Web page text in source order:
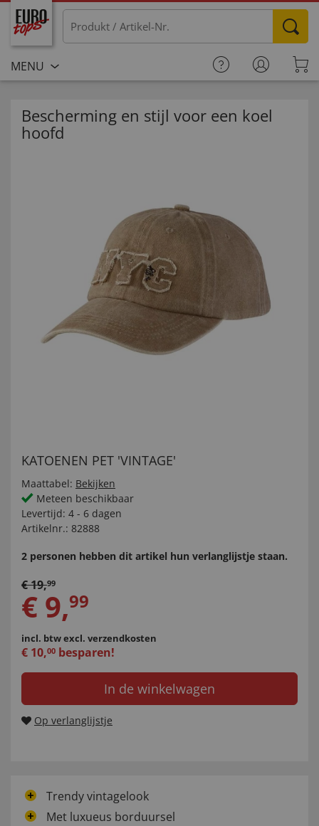
MENU
Bescherming en stijl voor een koel
hoofd
KATOENEN PET 'VINTAGE'
Maattabel: Bekijken
Meteen beschikbaar
Levertijd: 4 - 6 dagen
Artikelnr.: 82888
2 personen hebben dit artikel hun verlanglijstje staan.
€19,99
€ 9,99
incl. btwexcl. verzendkosten
€ 10,00 besparen!
In de winkelwagen
Op verlanglijstje
Trendy vintagelook
Met luxueus borduursel